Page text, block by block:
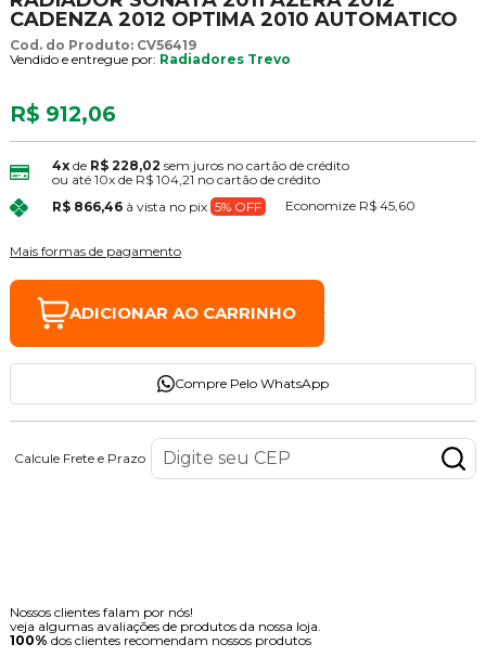
CADENZA 2012 OPTIMA 2010 AUTOMATICO
Cod. do Produto: CV56419
Vendido e entregue por: Radiadores Trevo
R$ 912,06
4xde R$ 228,02 sem juros no cartão de crédito
ou até 10xde R$ 104,21 no cartão de crédito
R$ 866,46 à vista no pix 5% OFF Economize R$ 45,60
Mais formas de pagamento
ADICIONAR AO CARRINHO
Compre Pelo WhatsApp
Calcule Frete e Prazo
Nossos clientes falam por nós!
veja algumas avaliações de produtos da nossa loja.
100% dos clientes recomendam nossos produtos